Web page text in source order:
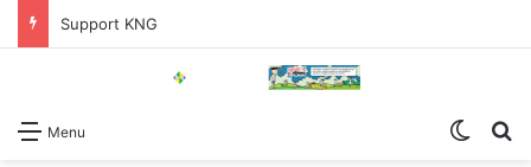
Support KNG
Menu